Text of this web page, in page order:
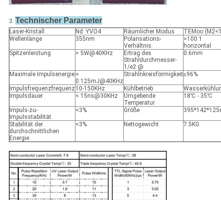
3. Technischer Parameter
Laser-Kristall Nd: YVO4 Räumlicher Modus
TEMoo
Wellenlänge
355nm
Polarisations-
Verhältnis:
>100:1
horizontal
Spitzenleistung
> 5W@40KHz
Ertrag des
Strahldurchmesser-
1/e2 @
0.6mm
Maximale Impulsenergie >
0.125mJ@40KHz
Strahlnkreisförmigkeit≤96%
Impulsfrequenzfrequenz10-150KHz Kühlbetrieb
Impulsdauer
< 15ns@30KHz
Umgebende
Temperatur
18℃ - 35℃
Impuls-zu-
Impulsstabilität
<3% Größe
Stabilität der
durchschnittlichen
Energie
<3% Nettogewicht 7.5KG